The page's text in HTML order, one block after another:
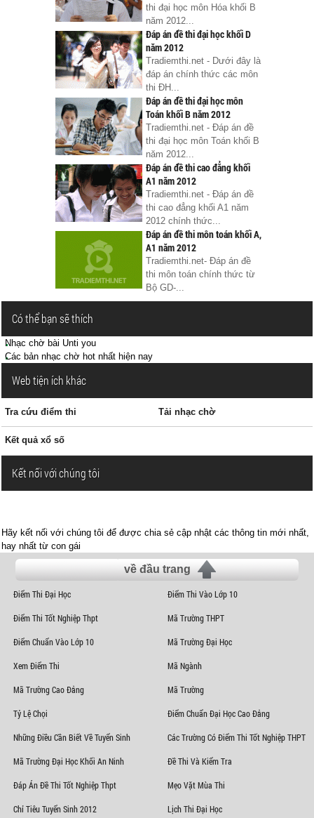
thi đại học môn Hóa khối B
năm 2012...
Đáp án đề thi đại học khối D
năm 2012
Tradiemthi.net - Dưới đây là
đáp án chính thức các môn
thi ĐH...
Đáp án đề thi đại học môn
Toán khối B năm 2012
Tradiemthi.net - Đáp án đề
thi đại học môn Toán khối B
năm 2012...
Đáp án đề thi cao đẳng khối
A1 năm 2012
Tradiemthi.net - Đáp án đề
thi cao đẳng khối A1 năm
2012 chính thức...
Đáp án đề thi môn toán khối A,
A1 năm 2012
Tradiemthi.net- Đáp án đề
thi môn toán chính thức từ
Bộ GD-...
Có thể bạn sẽ thích
Nhạc chờ bài Unti you
Các bản nhạc chờ hot nhất hiện nay
Web tiện ích khác
Tra cứu điểm thi Tải nhạc chờ
Kết quả xổ số
Kết nối với chúng tôi
Hãy kết nối với chúng tôi để được chia sẻ cập nhật các thông tin mới nhất,
hay nhất từ con gái
về đầu trang
Điểm Thi Đại Học Điểm Thi Vào Lớp 10
Điểm Thi Tốt Nghiệp Thpt Mã Trường THPT
Điểm Chuẩn Vào Lớp 10 Mã Trường Đại Học
Xem Điểm Thi Mã Ngành
Mã Trường Cao Đẳng Mã Trường
Tỷ Lệ Chọi Điểm Chuẩn Đại Học Cao Đẳng
Những Điều Cần Biết Về Tuyển Sinh Các Trường Có Điểm Thi Tốt Nghiệp THPT
Mã Trường Đại Học Khối An Ninh Đề Thi Và Kiểm Tra
Đáp Án Đề Thi Tốt Nghiệp Thpt Mẹo Vặt Mùa Thi
Chỉ Tiêu Tuyển Sinh 2012 Lịch Thi Đại Học